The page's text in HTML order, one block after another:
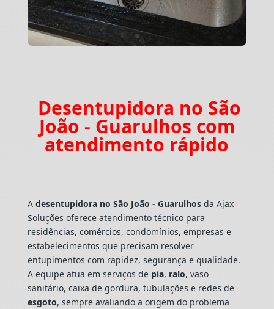
Desentupidora no São
João - Guarulhos com
atendimento rápido
A desentupidora no São João - Guarulhosda Ajax
Soluções oferece atendimento técnico para
residências, comércios, condomínios, empresas e
estabelecimentos que precisam resolver
entupimentos com rapidez, segurança e qualidade.
A equipe atua em serviços de pia, ralo, vaso
sanitário, caixa de gordura, tubulações e redes de
esgoto, sempre avaliando a origem do problema